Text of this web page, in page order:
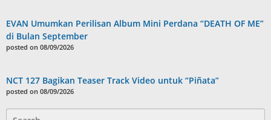
EVAN Umumkan Perilisan Album Mini Perdana “DEATH OF ME”
di Bulan September
posted on 08/09/2026
NCT 127 Bagikan Teaser Track Video untuk “Piñata”
posted on 08/09/2026